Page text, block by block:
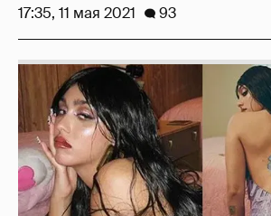
17:35, 11 мая 2021 93